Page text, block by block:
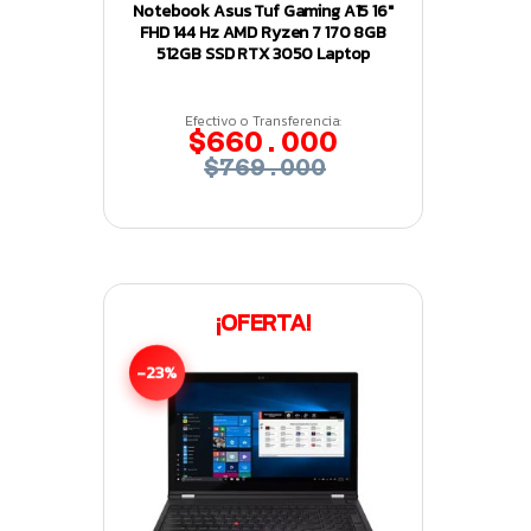
Notebook Asus Tuf Gaming A15 16″
FHD 144 Hz AMD Ryzen 7 170 8GB
512GB SSD RTX 3050 Laptop
Efectivo o Transferencia:
$660.000
$769.000
¡OFERTA!
-23%